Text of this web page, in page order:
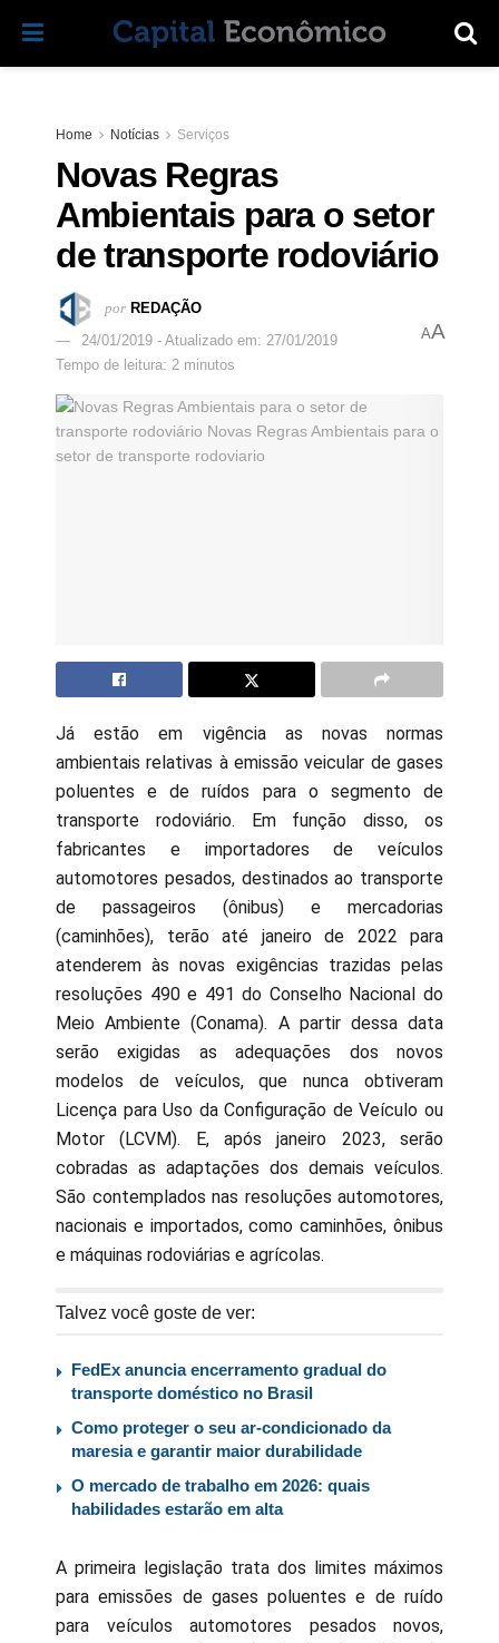
Home Notícias Serviços
Novas Regras
Ambientais para o setor
de transporte rodoviário
por REDAÇÃO
24/01/2019 - Atualizado em: 27/01/2019
Tempo de leitura: 2 minutos
AA
Já estão em vigência as novas normas
ambientais relativas à emissão veicular de gases
poluentes e de ruídos para o segmento de
transporte rodoviário. Em função disso, os
fabricantes e importadores de veículos
automotores pesados, destinados ao transporte
de passageiros (ônibus) e mercadorias
(caminhões), terão até janeiro de 2022 para
atenderem às novas exigências trazidas pelas
resoluções 490 e 491 do Conselho Nacional do
Meio Ambiente (Conama). A partir dessa data
serão exigidas as adequações dos novos
modelos de veículos, que nunca obtiveram
Licença para Uso da Configuração de Veículo ou
Motor (LCVM). E, após janeiro 2023, serão
cobradas as adaptações dos demais veículos.
São contemplados nas resoluções automotores,
nacionais e importados, como caminhões, ônibus
e máquinas rodoviárias e agrícolas.
Talvez você goste de ver:
FedEx anuncia encerramento gradual do
transporte doméstico no Brasil
Como proteger o seu ar-condicionado da
maresia e garantir maior durabilidade
O mercado de trabalho em 2026: quais
habilidades estarão em alta
A primeira legislação trata dos limites máximos
para emissões de gases poluentes e de ruído
para veículos automotores pesados novos,